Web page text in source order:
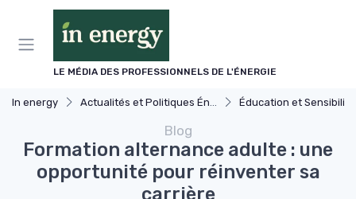
LE MÉDIA DES PROFESSIONNELS DE L'ÉNERGIE
In energy Actualités et Politiques Énergétiques Éducation et Sensibilisation à
Blog
Formation alternance adulte : une
opportunité pour réinventer sa
carrière
Panneau de gestion des cookies